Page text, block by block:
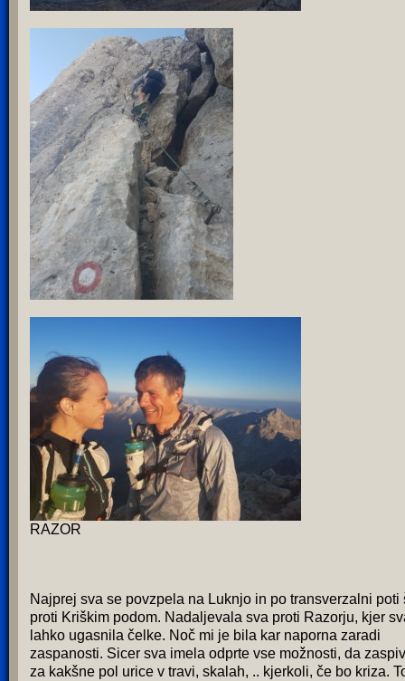
RAZOR
Najprej sva se povzpela na Luknjo in po transverzalni poti
proti Kriškim podom. Nadaljevala sva proti Razorju, kjer
lahko ugasnila čelke. Noč mi je bila kar naporna zaradi
zaspanosti. Sicer sva imela odprte vse možnosti, da
za kakšne pol urice v travi, skalah, .. kjerkoli, če bo kriza.